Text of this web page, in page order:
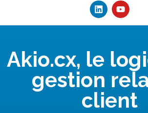
Akio.cx, le
gestion
client